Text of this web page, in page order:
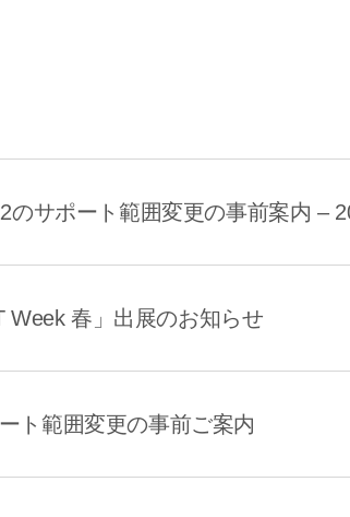
のサポート範囲変更の事前案内 –
Week 春」出展のお知らせ
ト範囲変更の事前ご案内